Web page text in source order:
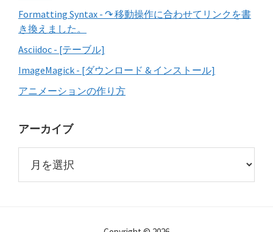
Formatting Syntax - ↷ 移動操作に合わせてリンクを書
き換えました。
Asciidoc - [テーブル]
ImageMagick - [ダウンロード & インストール]
アニメーションの作り方
アーカイブ
カ